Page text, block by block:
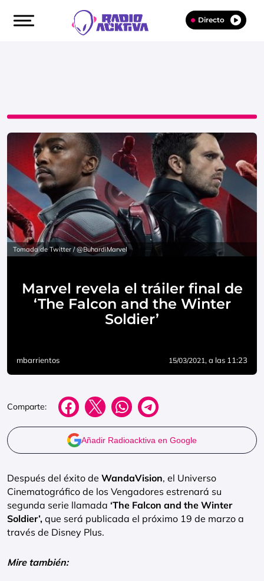
Directo
Tomada de Twitter / @BuhardiMarvel
Marvel revela el tráiler final de
‘The Falcon and the Winter
Soldier’
mbarrientos 15/03/2021, a las 11:23
Comparte:
Añadir Radioacktiva en Google
Después del éxito de WandaVision, el Universo
Cinematográfico de los Vengadores estrenará su
segunda serie llamada ‘The Falcon and the Winter
Soldier’, que será publicada el próximo 19 de marzo a
través de Disney Plus.
Mire también: